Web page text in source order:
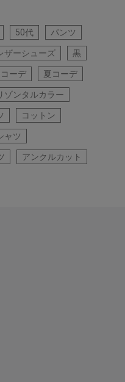
50代 パンツ
ザーシューズ 黒
ーデ 夏コーデ
ゾンタルカラー
コットン
ャツ
アンクルカット